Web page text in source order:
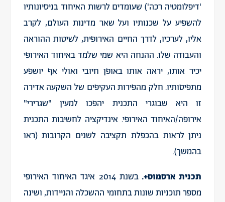
'דיפלומטיה רכה') שעומדים לרשות האיחוד בניסיונותיו
להשפיע על שכנותיו ועל שאר מדינות העולם, לקרב
אליו, לערכיו, לדרך החיים האירופית, לשיטות ההוראה
והעבודה שלו. ההנחה היא שמי שלמד באיחוד האירופי
יכיר אותו, יראה אותו באופן חיובי ואולי אף יושפע
מתפיסותיו. חלק מהפירות העקיפים של השקעה אדירה
זו היא שבוגרי התכנית יהפכו למעין "שגרירי"
אירופה/האיחוד האירופי. אינדיקציה לחשיבות התכנית
ניתן לראות בהכפלת תקציבה לשנים הקרובות (ראו
בהמשך).
תכנית ארסמוס+.
בשנת 2014 איגד האיחוד האירופי
מספר תוכניות שונות בתחומי ההשכלה והניידות, ושינה